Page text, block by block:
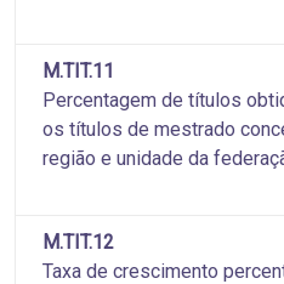
M.TIT.11
Percentagem de títulos
os títulos de mestrado
região e unidade da
M.TIT.12
Taxa de crescimento